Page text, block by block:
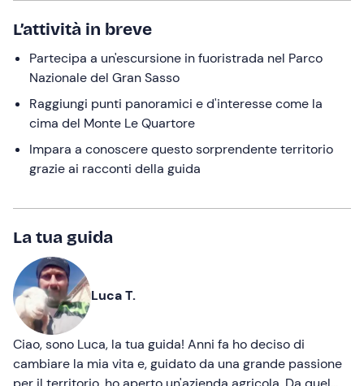
to
get
the
shortcuts
changing
dates.
L’attività in breve
Partecipa a un'escursione in fuoristrada nel Parco
Nazionale del Gran Sasso
Raggiungi punti panoramici e d'interesse come la
cima del Monte Le Quartore
Impara a conoscere questo sorprendente territorio
grazie ai racconti della guida
La tua guida
Luca T.
Ciao, sono Luca, la tua guida! Anni fa ho deciso di
cambiare la mia vita e, guidato da una grande passione